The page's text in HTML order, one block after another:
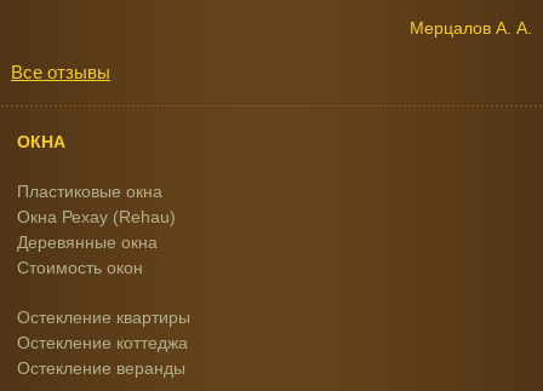
Мерцалов А. А.
Все отзывы
ОКНА
Пластиковые окна
Окна Рехау (Rehau)
Деревянные окна
Стоимость окон
Остекление квартиры
Остекление коттеджа
Остекление веранды